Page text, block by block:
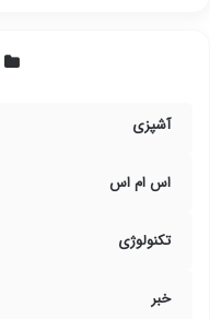
آشپزی
اس ام اس
تکنولوژی
خبر